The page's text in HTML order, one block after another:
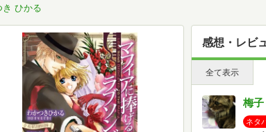
き ひかる
感想・レビ
全て表示
梅子
ネタ